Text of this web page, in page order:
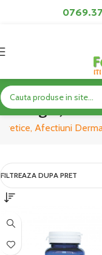
Alergie,
Afectiuni
FILTREAZA DUPA PRET